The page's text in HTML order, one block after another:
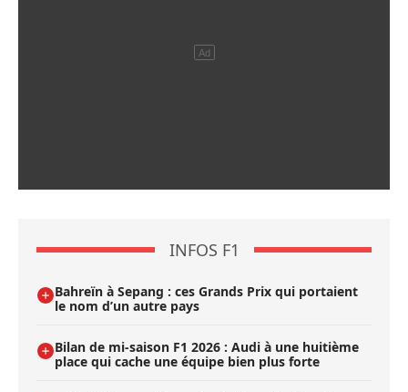
INFOS F1
Bahreïn à Sepang : ces Grands Prix qui portaient
le nom d’un autre pays
Bilan de mi-saison F1 2026 : Audi à une huitième
place qui cache une équipe bien plus forte